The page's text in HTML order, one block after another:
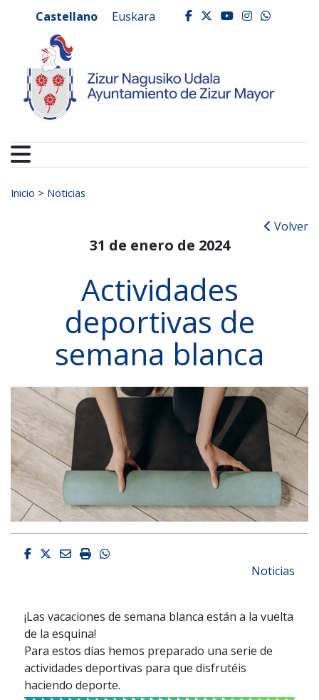
Ayuntamiento de
Castellano Euskara facebook
twitter
youtube
Buscar:
Inicio > Noticias
Volver
31 de enero de 2024
Actividades
deportivas de
semana blanca
Facebook
Twitter
EmailImprimirWhatsapp
Noticias
¡Las vacaciones de semana blanca están a la vuelta
de la esquina!
Para estos días hemos preparado una serie de
actividades deportivas para que disfrutéis
haciendo deporte.